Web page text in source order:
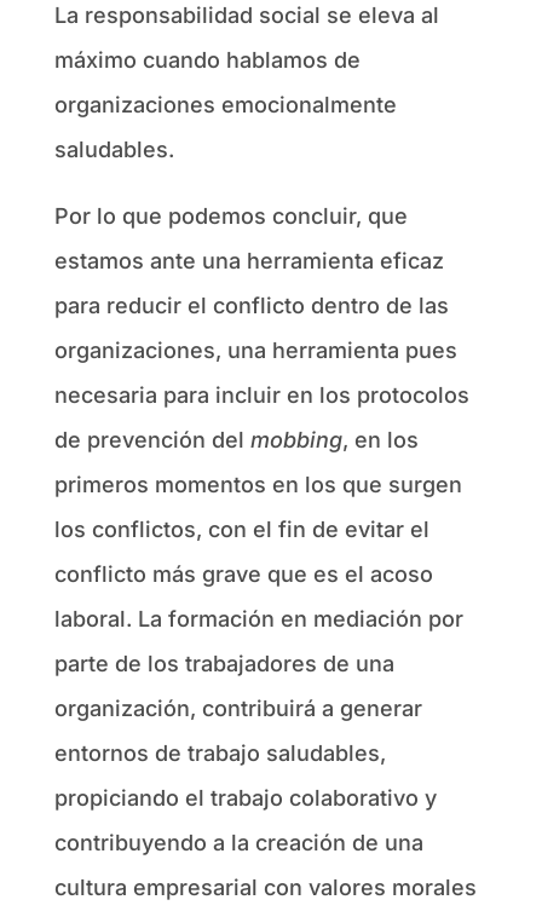
La responsabilidad social se eleva al
máximo cuando hablamos de
organizaciones emocionalmente
saludables.
Por lo que podemos concluir, que
estamos ante una herramienta eficaz
para reducir el conflicto dentro de las
organizaciones, una herramienta pues
necesaria para incluir en los protocolos
de prevención del mobbing, en los
primeros momentos en los que surgen
los conflictos, con el fin de evitar el
conflicto más grave que es el acoso
laboral. La formación en mediación por
parte de los trabajadores de una
organización, contribuirá a generar
entornos de trabajo saludables,
propiciando el trabajo colaborativo y
contribuyendo a la creación de una
cultura empresarial con valores morales